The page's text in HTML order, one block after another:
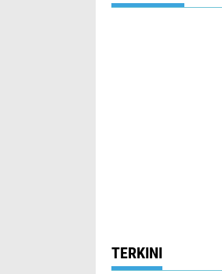
TERKINI